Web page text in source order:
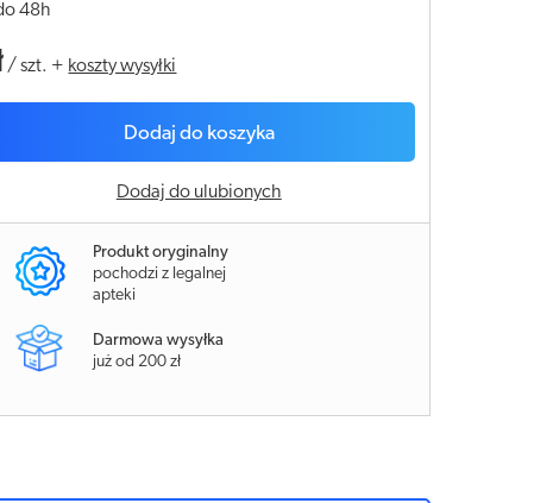
48h
/szt. + koszty wysyłki
Dodaj do koszyka
Dodaj do ulubionych
Produkt oryginalny
pochodzi z legalnej
apteki
Darmowa wysyłka
już od 200 zł